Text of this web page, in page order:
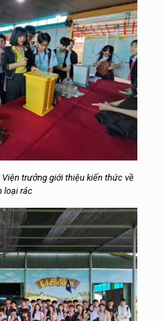
Viện trưởng giới thiệu kiến thức về
loại rác